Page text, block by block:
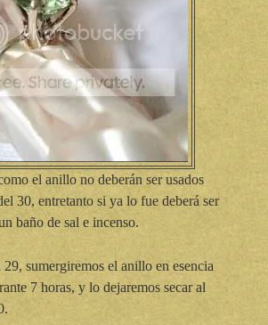
el anillo no deberán ser usados
30, entretanto si ya lo fue deberá ser
baño de sal e incenso.
sumergiremos el anillo en esencia
7 horas, y lo dejaremos secar al